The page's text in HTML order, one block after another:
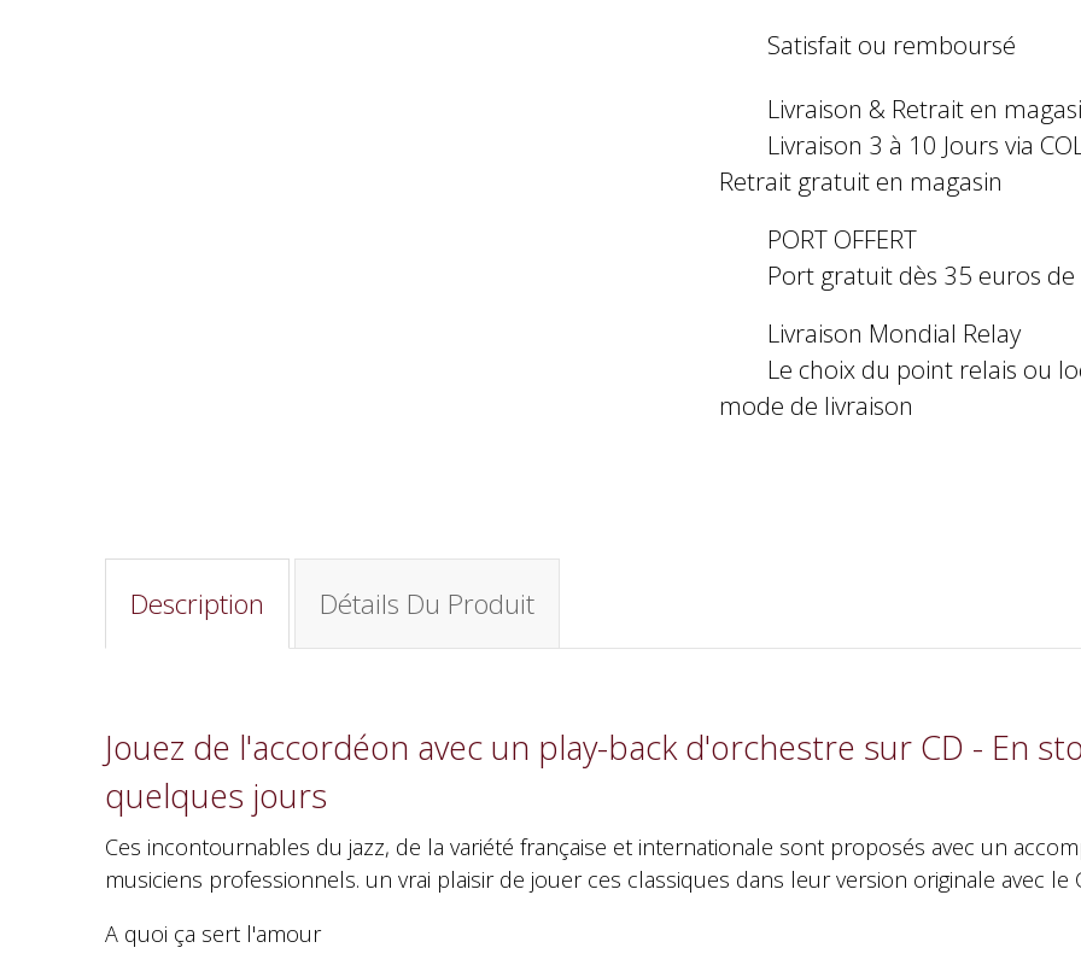
Satisfait ou remboursé
Livraison & Retrait en
Livraison 3 à 10 Jours via
Retrait gratuit en magasin
PORT OFFERT
Port gratuit dès 35 euros
Livraison Mondial Relay
Le choix du point relais ou
mode de livraison
Description Détails Du Produit
Jouez de l'accordéon avec un play-back d'orchestre sur CD - En
quelques jours
Ces incontournables du jazz, de la variété française et internationale sont proposés avec un
musiciens professionnels. un vrai plaisir de jouer ces classiques dans leur version originale avec le
A quoi ça sert l'amour